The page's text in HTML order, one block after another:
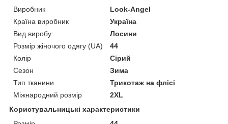
Виробник
Look-Angel
Країна виробник
Україна
Вид виробу:
Лосини
Розмір жіночого одягу (UA)
44
Колір
Сірий
Сезон
Зима
Тип тканини
Трикотаж на флісі
Міжнародний розмір
2XL
Користувальницькі характеристики